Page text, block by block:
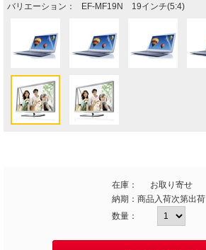
バリエーション： EF-MF19N 19インチ(5:4)
在庫：
お取り寄せ
納期： 商品入荷次第出荷
数量：